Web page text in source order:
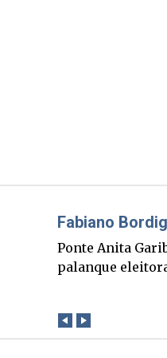
Misael Elias
O Boato corre
que a verdade.